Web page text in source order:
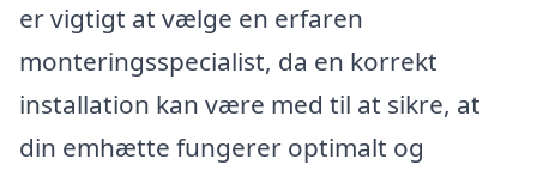
er vigtigt at vælge en erfaren
monteringsspecialist, da en korrekt
installation kan være med til at sikre, at
din emhætte fungerer optimalt og